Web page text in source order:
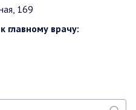
169
главному врачу: